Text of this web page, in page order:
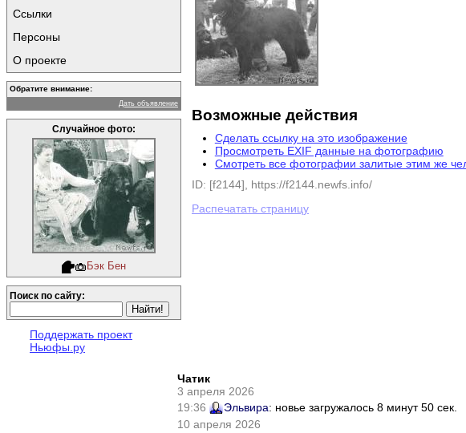
Ссылки
Персоны
О проекте
Обратите внимание:
Дать объявление
Случайное фото:
Бэк Бен
Поиск по сайту:
Поддержать проект
Ньюфы.ру
Возможные действия
Сделать ссылку на это изображение
Просмотреть EXIF данные на фотографию
Смотреть все фотографии залитые этим же
ID: [f2144], https://f2144.newfs.info/
Распечатать страницу
Чатик
3 апреля 2026
19:36
Эльвира: новье загружалось 8 минут 50 сек.
10 апреля 2026